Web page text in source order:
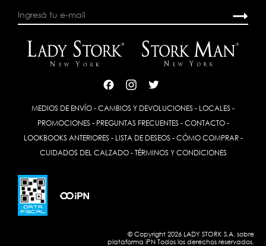
MEDIOS DE ENVÍO - CAMBIOS Y DEVOLUCIONES - LOCALES -
PROMOCIONES- PREGUNTAS FRECUENTES- CONTACTO-
LOOKBOOKS ANTERIORES- LISTA DE DESEOS- CÓMO COMPRAR-
CUIDADOS DEL CALZADO- TÉRMINOS Y CONDICIONES
© Copyright 2026 LADY STORK S.A. sobre
plataforma iPN Todos los derechos reservados.